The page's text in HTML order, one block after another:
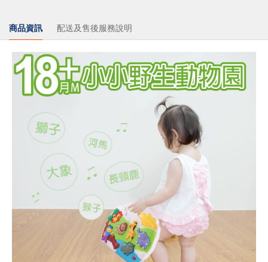
商品資訊 配送及售後服務說明